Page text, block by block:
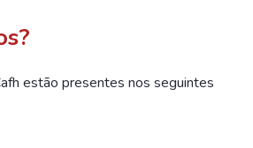
estão presentes nos seguintes